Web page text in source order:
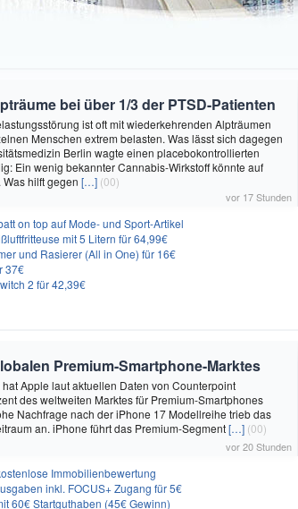
bei über 1/3 der PTSD-Patienten
ist oft mit wiederkehrenden Alpträumen
Menschen extrem belasten. Was lässt sich dagegen
Berlin wagte einen placebokontrollierten
Ein wenig bekannter Cannabis-Wirkstoff könnte auf
hilft gegen […] (00)
vor 17 Stunden
on top auf Mode- und Sport-Artikel
mit 5 Litern für 64,99€
und Rasierer (All in One) für 16€
37€
2 für 42,39€
Premium-Smartphone-Marktes
Apple laut aktuellen Daten von Counterpoint
des weltweiten Marktes für Premium-Smartphones
Nachfrage nach der iPhone 17 Modellreihe trieb das
an. iPhone führt das Premium-Segment[…] (00)
vor 20 Stunden
Immobilienbewertung
inkl. FOCUS+ Zugang für 5€
60€ Startguthaben (45€ Gewinn)